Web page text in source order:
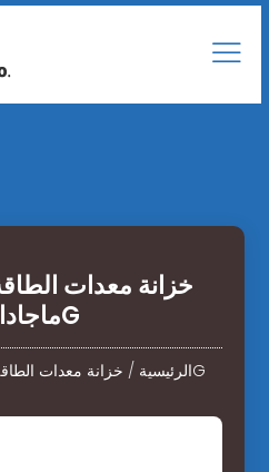
خزانة معدات
ماجادان 5G
الرئيسية / خزانة معدات الطاقة لمحطة قاعدة ماجادان 5G